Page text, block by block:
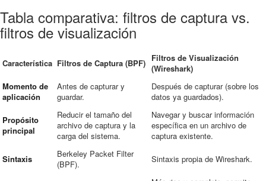
Tabla comparativa: filtros de captura vs.
filtros de visualización
Característica Filtros de Captura (BPF) Filtros de Visualización
(Wireshark)
Momento de
aplicación
Antes de capturar y
guardar.
Después de capturar (sobre los
datos ya guardados).
Propósito
principal
Reducir el tamaño del
archivo de captura y la
carga del sistema.
Navegar y buscar información
específica en un archivo de
captura existente.
Sintaxis
Berkeley Packet Filter
(BPF).
Sintaxis propia de Wireshark.